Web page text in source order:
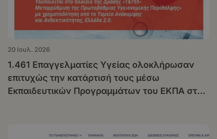
20 Ιουλ. 2026
1.461 Επαγγελματίες Υγείας ολοκλήρωσαν
επιτυχώς την κατάρτισή τους μέσω
Εκπαιδευτικών Προγραμμάτων του ΕΚΠΑ στο